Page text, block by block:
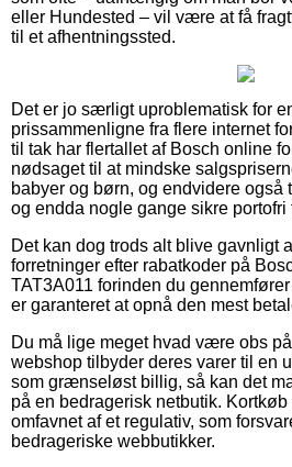
eller Hundested – vil være at få
til et afhentningssted.
Det er jo særligt uproblematisk for
prissammenligne fra flere internet
til tak har flertallet af Bosch online
nødsaget til at mindske
babyer og børn, og endvidere også
og endda nogle gange sikre portofri
Det kan dog trods alt blive gavnligt
forretninger efter rabatkoder på
TAT3A011 forinden du
er garanteret at opnå den mest
Du må lige meget hvad være obs
webshop tilbyder deres varer til en
som grænseløst billig, så kan det
på en bedragerisk netbutik.
omfavnet af et regulativ, som
bedrageriske webbutikker.